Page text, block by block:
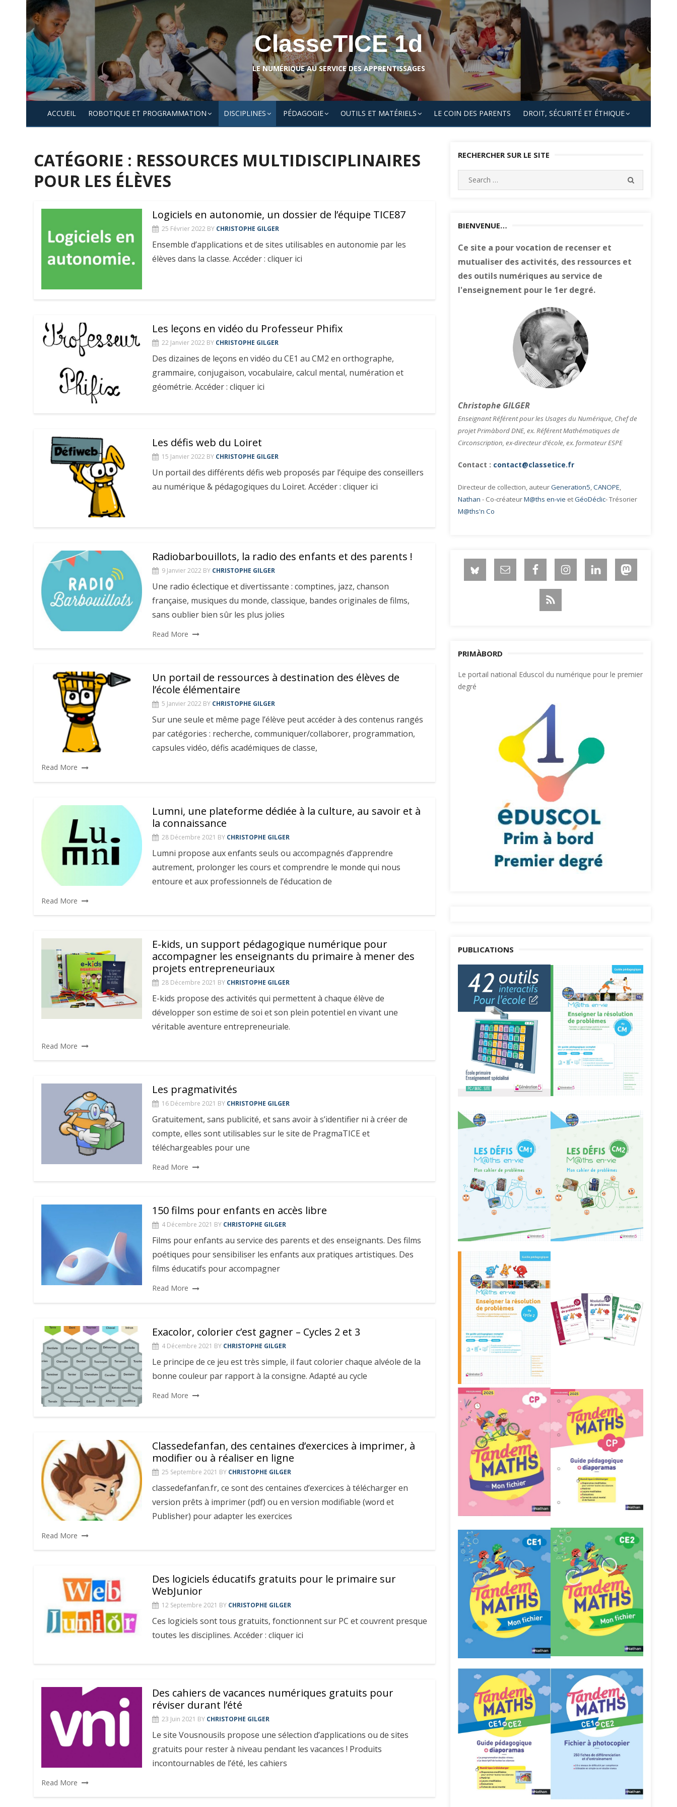
Skip
to
content
ClasseTICE 1d
LE NUMÉRIQUE AU SERVICE DES APPRENTISSAGES
ACCUEIL ROBOTIQUE ET PROGRAMMATION DISCIPLINES PÉDAGOGIE OUTILS ET MATÉRIELS LE COIN DES PARENTS DROIT, SÉCURITÉ ET ÉTHIQUE
CATÉGORIE : RESSOURCES MULTIDISCIPLINAIRES
POUR LES ÉLÈVES
Logiciels en autonomie, un dossier de l’équipe TICE87
25 Février 2022 BY CHRISTOPHE GILGER
Ensemble d’applications et de sites utilisables en autonomie par les
élèves dans la classe. Accéder : cliquer ici
Les leçons en vidéo du Professeur Phifix
22 Janvier 2022 BY CHRISTOPHE GILGER
Des dizaines de leçons en vidéo du CE1 au CM2 en orthographe,
grammaire, conjugaison, vocabulaire, calcul mental, numération et
géométrie. Accéder : cliquer ici
Les défis web du Loiret
15 Janvier 2022 BY CHRISTOPHE GILGER
Un portail des différents défis web proposés par l’équipe des conseillers
au numérique & pédagogiques du Loiret. Accéder : cliquer ici
Radiobarbouillots, la radio des enfants et des parents !
9 Janvier 2022 BY CHRISTOPHE GILGER
Une radio éclectique et divertissante : comptines, jazz, chanson
française, musiques du monde, classique, bandes originales de films,
sans oublier bien sûr les plus jolies
Read More
Un portail de ressources à destination des élèves de
l’école élémentaire
5 Janvier 2022 BY CHRISTOPHE GILGER
Sur une seule et même page l’élève peut accéder à des contenus rangés
par catégories : recherche, communiquer/collaborer, programmation,
capsules vidéo, défis académiques de classe,
Read More
Lumni, une plateforme dédiée à la culture, au savoir et à
la connaissance
28 Décembre 2021 BY CHRISTOPHE GILGER
Lumni propose aux enfants seuls ou accompagnés d’apprendre
autrement, prolonger les cours et comprendre le monde qui nous
entoure et aux professionnels de l’éducation de
Read More
E-kids, un support pédagogique numérique pour
accompagner les enseignants du primaire à mener des
projets entrepreneuriaux
28 Décembre 2021 BY CHRISTOPHE GILGER
E-kids propose des activités qui permettent à chaque élève de
développer son estime de soi et son plein potentiel en vivant une
véritable aventure entrepreneuriale.
Read More
Les pragmativités
16 Décembre 2021 BY CHRISTOPHE GILGER
Gratuitement, sans publicité, et sans avoir à s’identifier ni à créer de
compte, elles sont utilisables sur le site de PragmaTICE et
téléchargeables pour une
Read More
150 films pour enfants en accès libre
4 Décembre 2021 BY CHRISTOPHE GILGER
Films pour enfants au service des parents et des enseignants. Des films
poétiques pour sensibiliser les enfants aux pratiques artistiques. Des
films éducatifs pour accompagner
Read More
Exacolor, colorier c’est gagner – Cycles 2 et 3
4 Décembre 2021 BY CHRISTOPHE GILGER
Le principe de ce jeu est très simple, il faut colorier chaque alvéole de la
bonne couleur par rapport à la consigne. Adapté au cycle
Read More
Classedefanfan, des centaines d’exercices à imprimer, à
modifier ou à réaliser en ligne
25 Septembre 2021 BY CHRISTOPHE GILGER
classedefanfan.fr, ce sont des centaines d’exercices à télécharger en
version prêts à imprimer (pdf) ou en version modifiable (word et
Publisher) pour adapter les exercices
Read More
Des logiciels éducatifs gratuits pour le primaire sur
WebJunior
12 Septembre 2021 BY CHRISTOPHE GILGER
Ces logiciels sont tous gratuits, fonctionnent sur PC et couvrent presque
toutes les disciplines. Accéder : cliquer ici
Des cahiers de vacances numériques gratuits pour
réviser durant l’été
23 Juin 2021 BY CHRISTOPHE GILGER
Le site Vousnousils propose une sélection d’applications ou de sites
gratuits pour rester à niveau pendant les vacances ! Produits
incontournables de l’été, les cahiers
Read More
RECHERCHER SUR LE SITE
Search
for:
BIENVENUE…
Ce site a pour vocation de recenser et
mutualiser des activités, des ressources et
des outils numériques au service de
l'enseignement pour le 1er degré.
Christophe GILGER
Enseignant Référent pour les Usages du Numérique, Chef de
projet Primàbord DNE, ex. Référent Mathématiques de
Circonscription, ex-directeur d’école, ex. formateur ESPE
Contact : contact@classetice.fr
Directeur de collection, auteurGeneration5,CANOPE,
Nathan - Co-créateurM@ths en-vie etGéoDéclic- Trésorier
M@ths'n Co
PRIMÀBORD
Le portail national Eduscol du numérique pour le premier
degré
PUBLICATIONS